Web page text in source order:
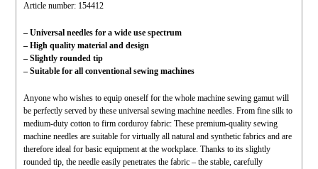
Article number: 154412
– Universal needles for a wide use spectrum
– High quality material and design
– Slightly rounded tip
– Suitable for all conventional sewing machines
Anyone who wishes to equip oneself for the whole machine sewing gamut will
be perfectly served by these universal sewing machine needles. From fine silk to
medium-duty cotton to firm corduroy fabric: These premium-quality sewing
machine needles are suitable for virtually all natural and synthetic fabrics and are
therefore ideal for basic equipment at the workplace. Thanks to its slightly
rounded tip, the needle easily penetrates the fabric – the stable, carefully